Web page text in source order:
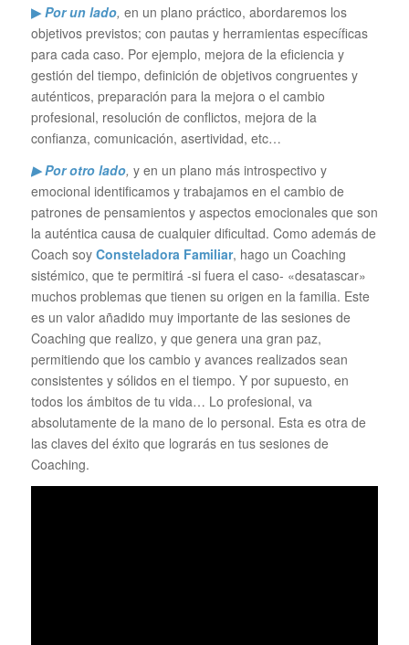
▶Por un lado, en un plano práctico, abordaremos los
objetivos previstos; con pautas y herramientas específicas
para cada caso. Por ejemplo, mejora de la eficiencia y
gestión del tiempo, definición de objetivos congruentes y
auténticos, preparación para la mejora o el cambio
profesional, resolución de conflictos, mejora de la
confianza, comunicación, asertividad, etc…
▶ Por otro lado, y en un plano más introspectivo y
emocional identificamos y trabajamos en el cambio de
patrones de pensamientos y aspectos emocionales que son
la auténtica causa de cualquier dificultad. Como además de
Coach soy Consteladora Familiar, hago un Coaching
sistémico, que te permitirá -si fuera el caso- «desatascar»
muchos problemas que tienen su origen en la familia. Este
es un valor añadido muy importante de las sesiones de
Coaching que realizo, y que genera una gran paz,
permitiendo que los cambio y avances realizados sean
consistentes y sólidos en el tiempo. Y por supuesto, en
todos los ámbitos de tu vida… Lo profesional, va
absolutamente de la mano de lo personal. Esta es otra de
las claves del éxito que lograrás en tus sesiones de
Coaching.